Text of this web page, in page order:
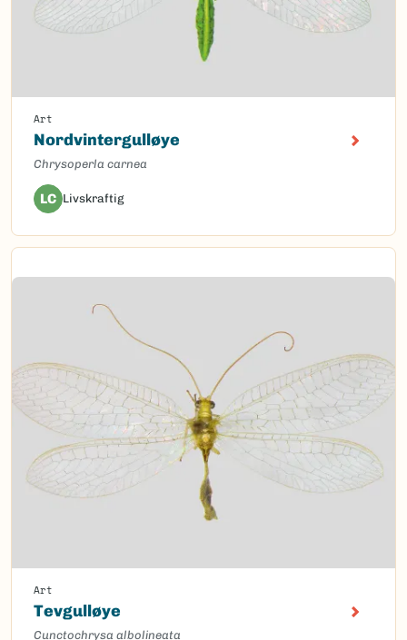
Art
Nordvintergulløye
Chrysoperla carnea
LC Livskraftig
Art
Tevgulløye
Cunctochrysa albolineata